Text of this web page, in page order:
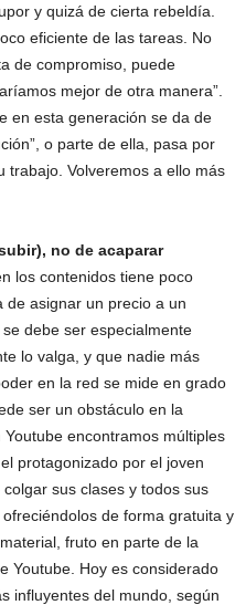
y quizá de cierta rebeldía.
eficiente de las tareas. No
de compromiso, puede
mejor de otra manera”.
en esta generación se da de
o parte de ella, pasa por
trabajo. Volveremos a ello más
no de acaparar
los contenidos tiene poco
de asignar un precio a un
debe ser especialmente
lo valga, y que nadie más
en la red se mide en grado
ser un obstáculo en la
encontramos múltiples
protagonizado por el joven
sus clases y todos sus
de forma gratuita y
fruto en parte de la
Youtube. Hoy es considerado
influyentes del mundo, según